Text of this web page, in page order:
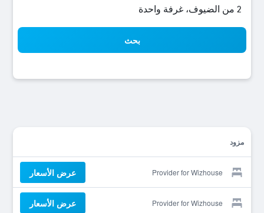
2 من الضيوف، غرفة واحدة
بحث
مزود
Provider for Wizhouse عرض الأسعار
Provider for Wizhouse عرض الأسعار